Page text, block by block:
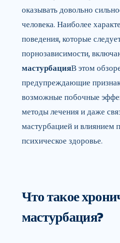
оказывать довольно
человека. Наиболее
поведения, которые
порнозависимости,
мастурбацияВ этом
предупреждающие
возможные побочные
методы лечения и даже
мастурбацией и влиянием
психическое здоровье.
Что такое
мастурбация?